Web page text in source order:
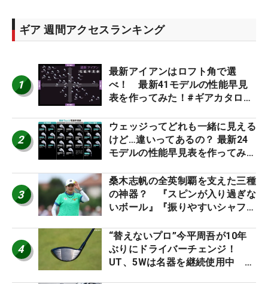
ギア 週間アクセスランキング
1
最新アイアンはロフト角で選
べ！ 最新41モデルの性能早見
表を作ってみた！#ギアカタログ
2
ウェッジってどれも一緒に見える
けど…違いってあるの？ 最新24
モデルの性能早見表を作ってみ
3
桑木志帆の全英制覇を支えた三種
の神器？ 『スピンが入り過ぎな
いボール』『振りやすいシャフ
ー』 #女子プロセッティング
4
“替えないプロ”今平周吾が10年
ぶりにドライバーチェンジ！
UT、5Wは名器を継続使用中 #